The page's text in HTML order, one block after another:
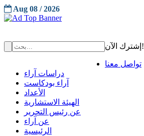
Aug 08 / 2026
إشترك الآن!
تواصل معنا
دراسات آراء
آراء بودكاست
الأعداد
الهيئة الاستشارية
عن رئيس التحرير
عن آراء
الرئيسية